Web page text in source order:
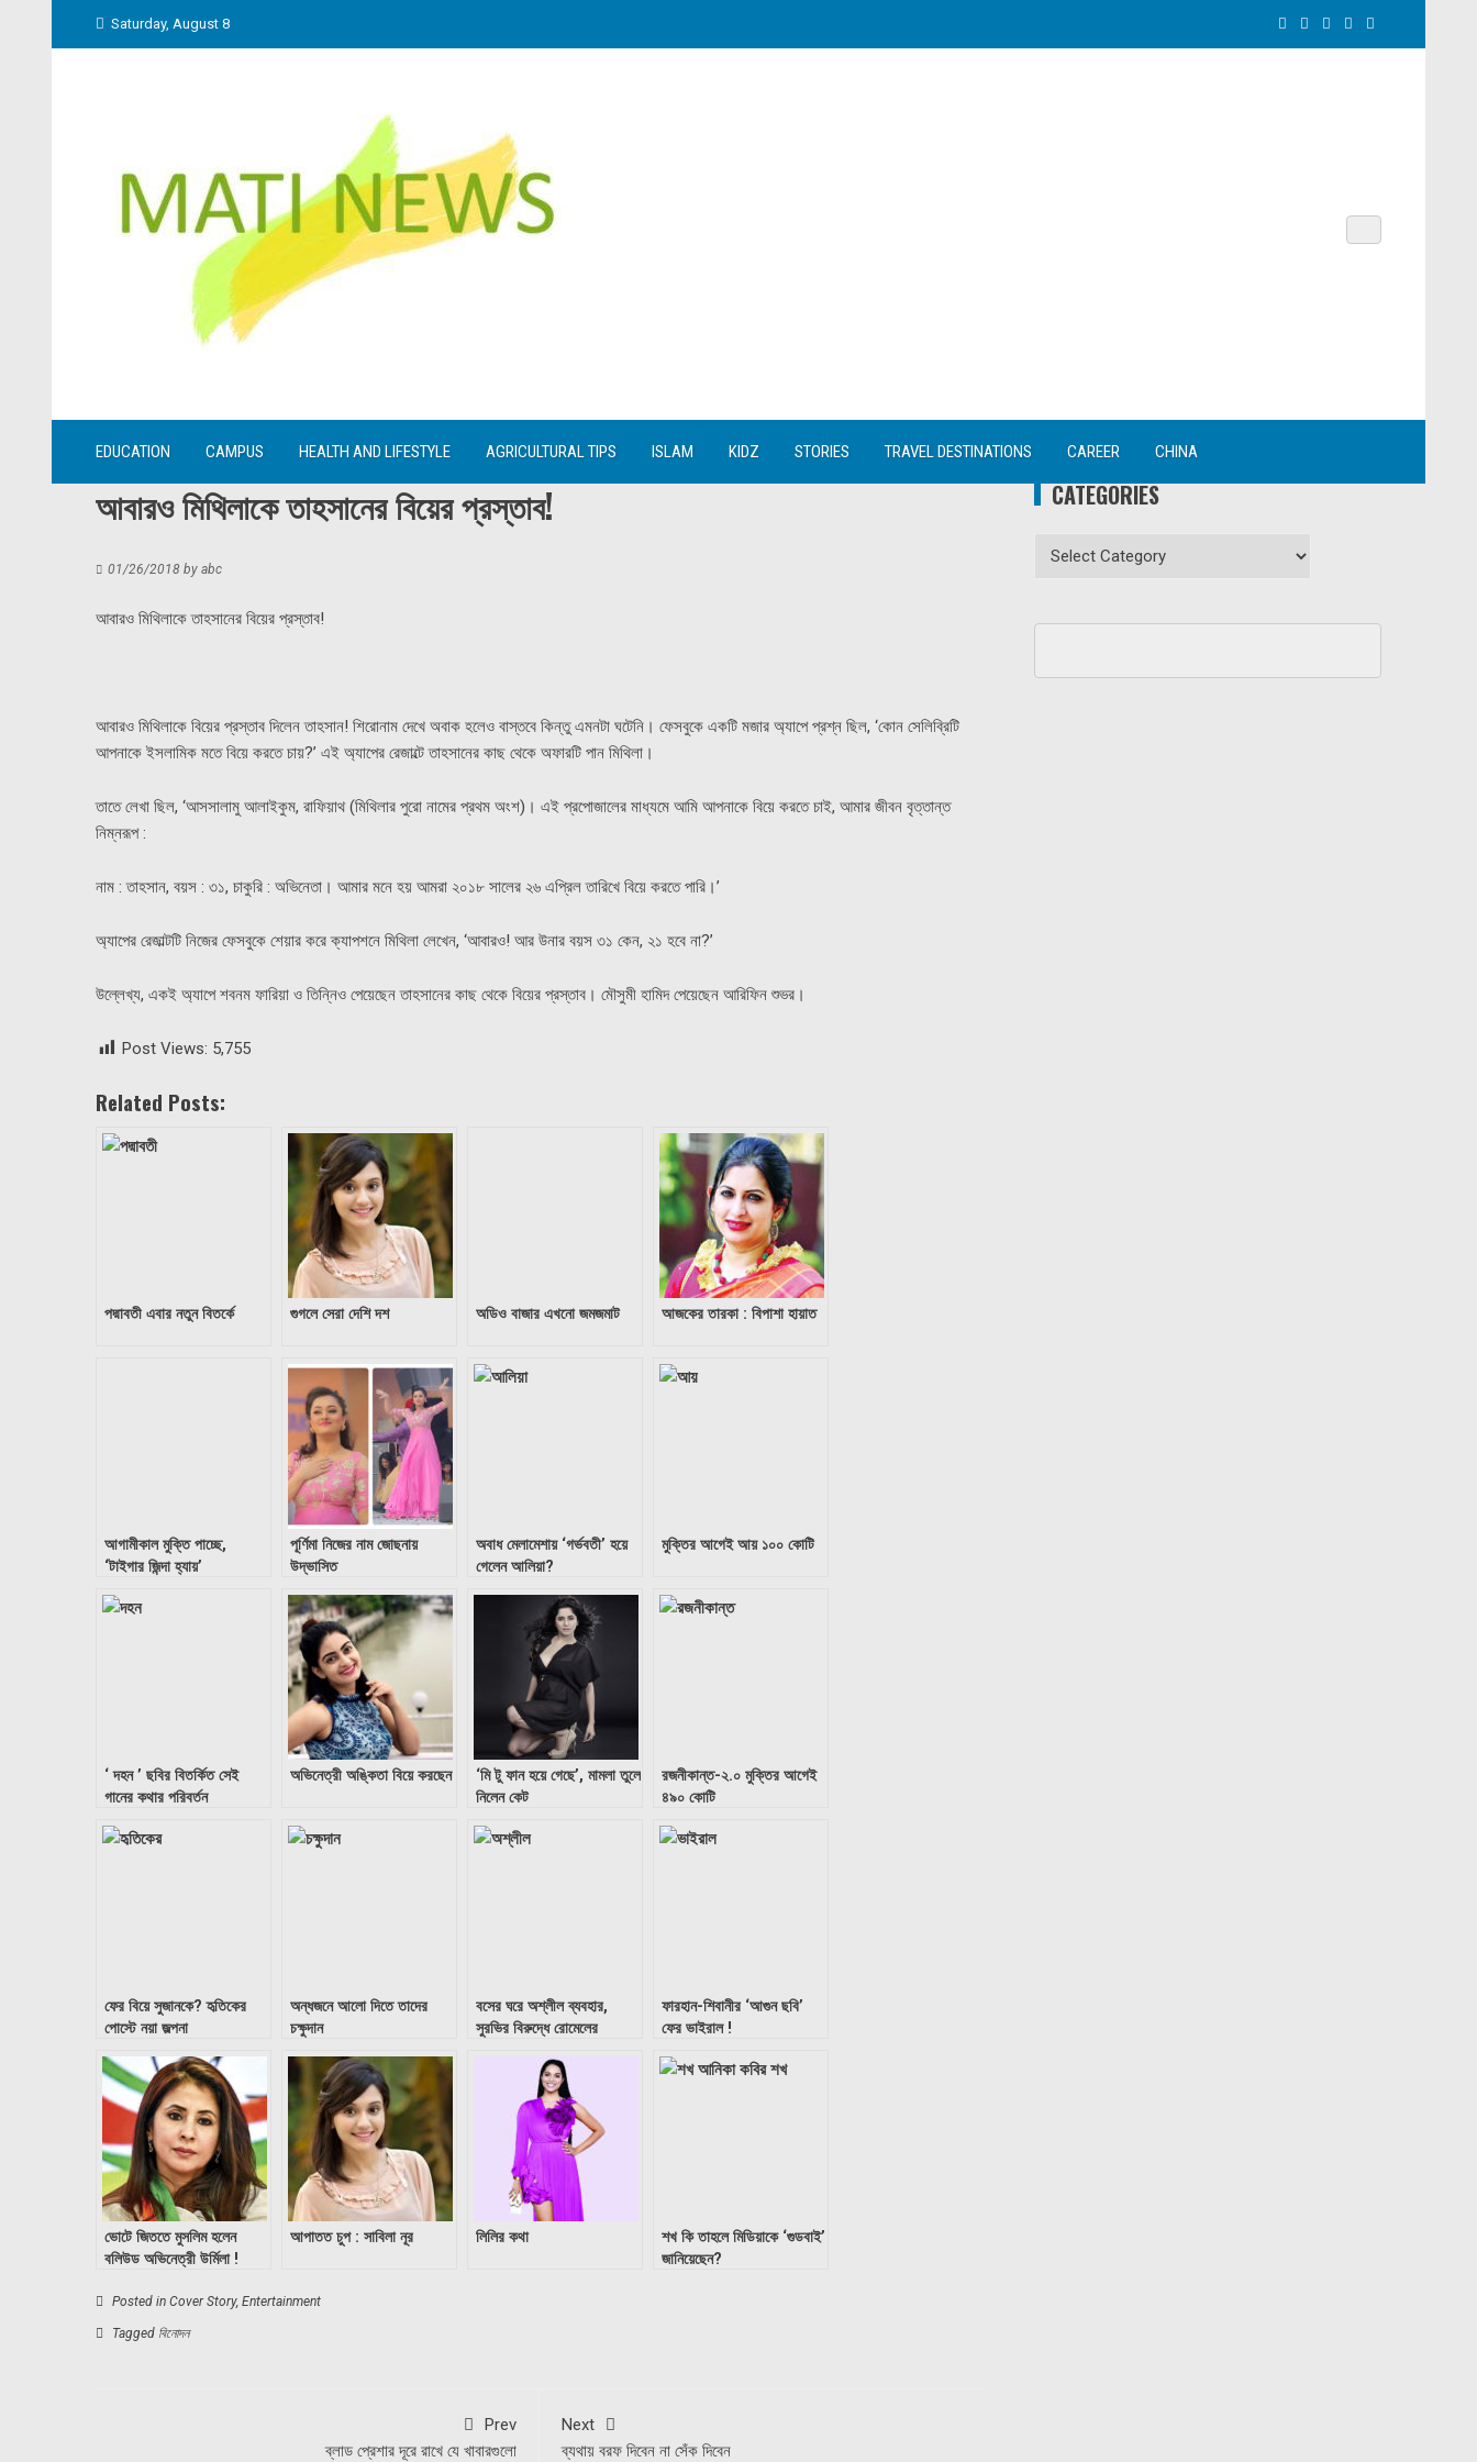
Saturday, August 8
EDUCATION CAMPUS HEALTH AND LIFESTYLE AGRICULTURAL TIPS ISLAM KIDZ STORIES TRAVEL DESTINATIONS CAREER CHINA
আবারও মিথিলাকে তাহসানের বিয়ের প্রস্তাব!
01/26/2018 by abc
আবারও মিথিলাকে তাহসানের বিয়ের প্রস্তাব!
আবারও মিথিলাকে বিয়ের প্রস্তাব দিলেন তাহসান! শিরোনাম দেখে অবাক হলেও বাস্তবে কিন্তু এমনটা ঘটেনি। ফেসবুকে একটি মজার অ্যাপে প্রশ্ন ছিল, ‘কোন সেলিব্রিটি
আপনাকে ইসলামিক মতে বিয়ে করতে চায়?’ এই অ্যাপের রেজাল্টে তাহসানের কাছ থেকে অফারটি পান মিথিলা।
তাতে লেখা ছিল, ‘আসসালামু আলাইকুম, রাফিয়াথ (মিথিলার পুরো নামের প্রথম অংশ)। এই প্রপোজালের মাধ্যমে আমি আপনাকে বিয়ে করতে চাই, আমার জীবন বৃত্তান্ত
নিম্নরূপ :
নাম : তাহসান, বয়স : ৩১, চাকুরি : অভিনেতা। আমার মনে হয় আমরা ২০১৮ সালের ২৬ এপ্রিল তারিখে বিয়ে করতে পারি।’
অ্যাপের রেজাল্টটি নিজের ফেসবুকে শেয়ার করে ক্যাপশনে মিথিলা লেখেন, ‘আবারও! আর উনার বয়স ৩১ কেন, ২১ হবে না?’
উল্লেখ্য, একই অ্যাপে শবনম ফারিয়া ও তিন্নিও পেয়েছেন তাহসানের কাছ থেকে বিয়ের প্রস্তাব। মৌসুমী হামিদ পেয়েছেন আরিফিন শুভর।
Post Views: 5,755
Related Posts:
পদ্মাবতী এবার নতুন বিতর্কে গুগলে সেরা দেশি দশ অডিও বাজার এখনো জমজমাট আজকের তারকা : বিপাশা হায়াত
আগামীকাল মুক্তি পাচ্ছে,
‘টাইগার জিন্দা হ্যায়’
পূর্ণিমা নিজের নাম জোছনায়
উদ্ভাসিত
অবাধ মেলামেশায় ‘গর্ভবতী’ হয়ে
গেলেন আলিয়া?
মুক্তির আগেই আয় ১০০ কোটি
‘ দহন ’ ছবির বিতর্কিত সেই
গানের কথার পরিবর্তন
অভিনেত্রী অঙ্কিতা বিয়ে করছেন
‘মি টু ফান হয়ে গেছে’, মামলা তুলে
নিলেন কেট
রজনীকান্ত-২.০ মুক্তির আগেই
৪৯০ কোটি
ফের বিয়ে সুজানকে? হৃতিকের
পোস্টে নয়া জল্পনা
অন্ধজনে আলো দিতে তাদের
চক্ষুদান
বসের ঘরে অশ্লীল ব্যবহার,
সুরভির বিরুদ্ধে রোমেলের
ফারহান-শিবানীর ‌‘আগুন ছবি’
ফের ভাইরাল !
ভোটে জিততে মুসলিম হলেন
বলিউড অভিনেত্রী উর্মিলা !
আপাতত চুপ : সাবিলা নূর লিলির কথা
শখ কি তাহলে মিডিয়াকে ‘গুডবাই’
জানিয়েছেন?
Posted in Cover Story, Entertainment
Tagged বিনোদন
Prev
ব্লাড প্রেশার দূরে রাখে যে খাবারগুলো
Next
ব্যথায় বরফ দিবেন না সেঁক দিবেন
CATEGORIES
Categories